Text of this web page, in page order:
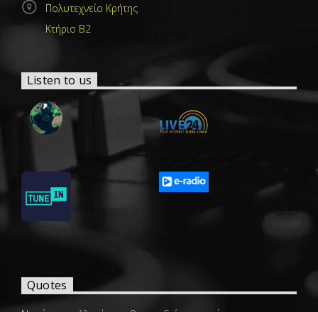
Πολυτεχνείο Κρήτης
Κτήριο Β2
Listen to us
Quotes